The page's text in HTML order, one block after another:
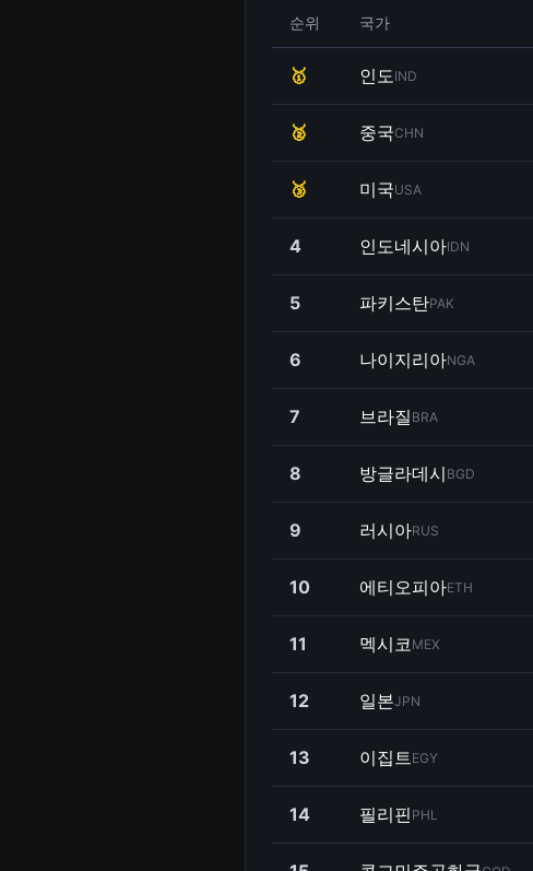
순위 국가
🥇 인도IND
🥈 중국CHN
🥉 미국USA
4 인도네시아IDN
5 파키스탄PAK
6 나이지리아NGA
7 브라질 BRA
8 방글라데시 BGD
9 러시아RUS
10 에티오피아ETH
11 멕시코MEX
12 일본JPN
13 이집트EGY
14 필리핀 PHL